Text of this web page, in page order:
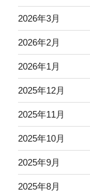
2026年3月
2026年2月
2026年1月
2025年12月
2025年11月
2025年10月
2025年9月
2025年8月